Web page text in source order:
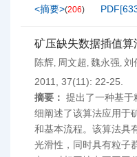
<摘要>(206) PDF[
矿压缺失数据插值算
陈辉, 周文超 , 魏永强, 刘
2011, 37(11): 22-25.
摘要： 提出了一种基于
细阐述了该算法应用于
和基本流程。该算法具
光滑性，同时具有粒子